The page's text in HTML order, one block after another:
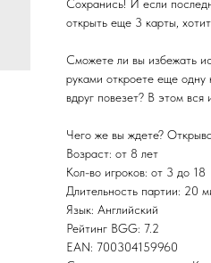
Сохранись! И если
открыть еще 3 карты,
Сможете ли вы избежать
руками откроете еще
вдруг повезет? В этом
Чего же вы ждете?
Возраст: от 8 лет
Кол-во игроков: от 3 до 18
Длительность партии: 20
Язык: Английский
Рейтинг BGG: 7.2
EAN: 700304159960